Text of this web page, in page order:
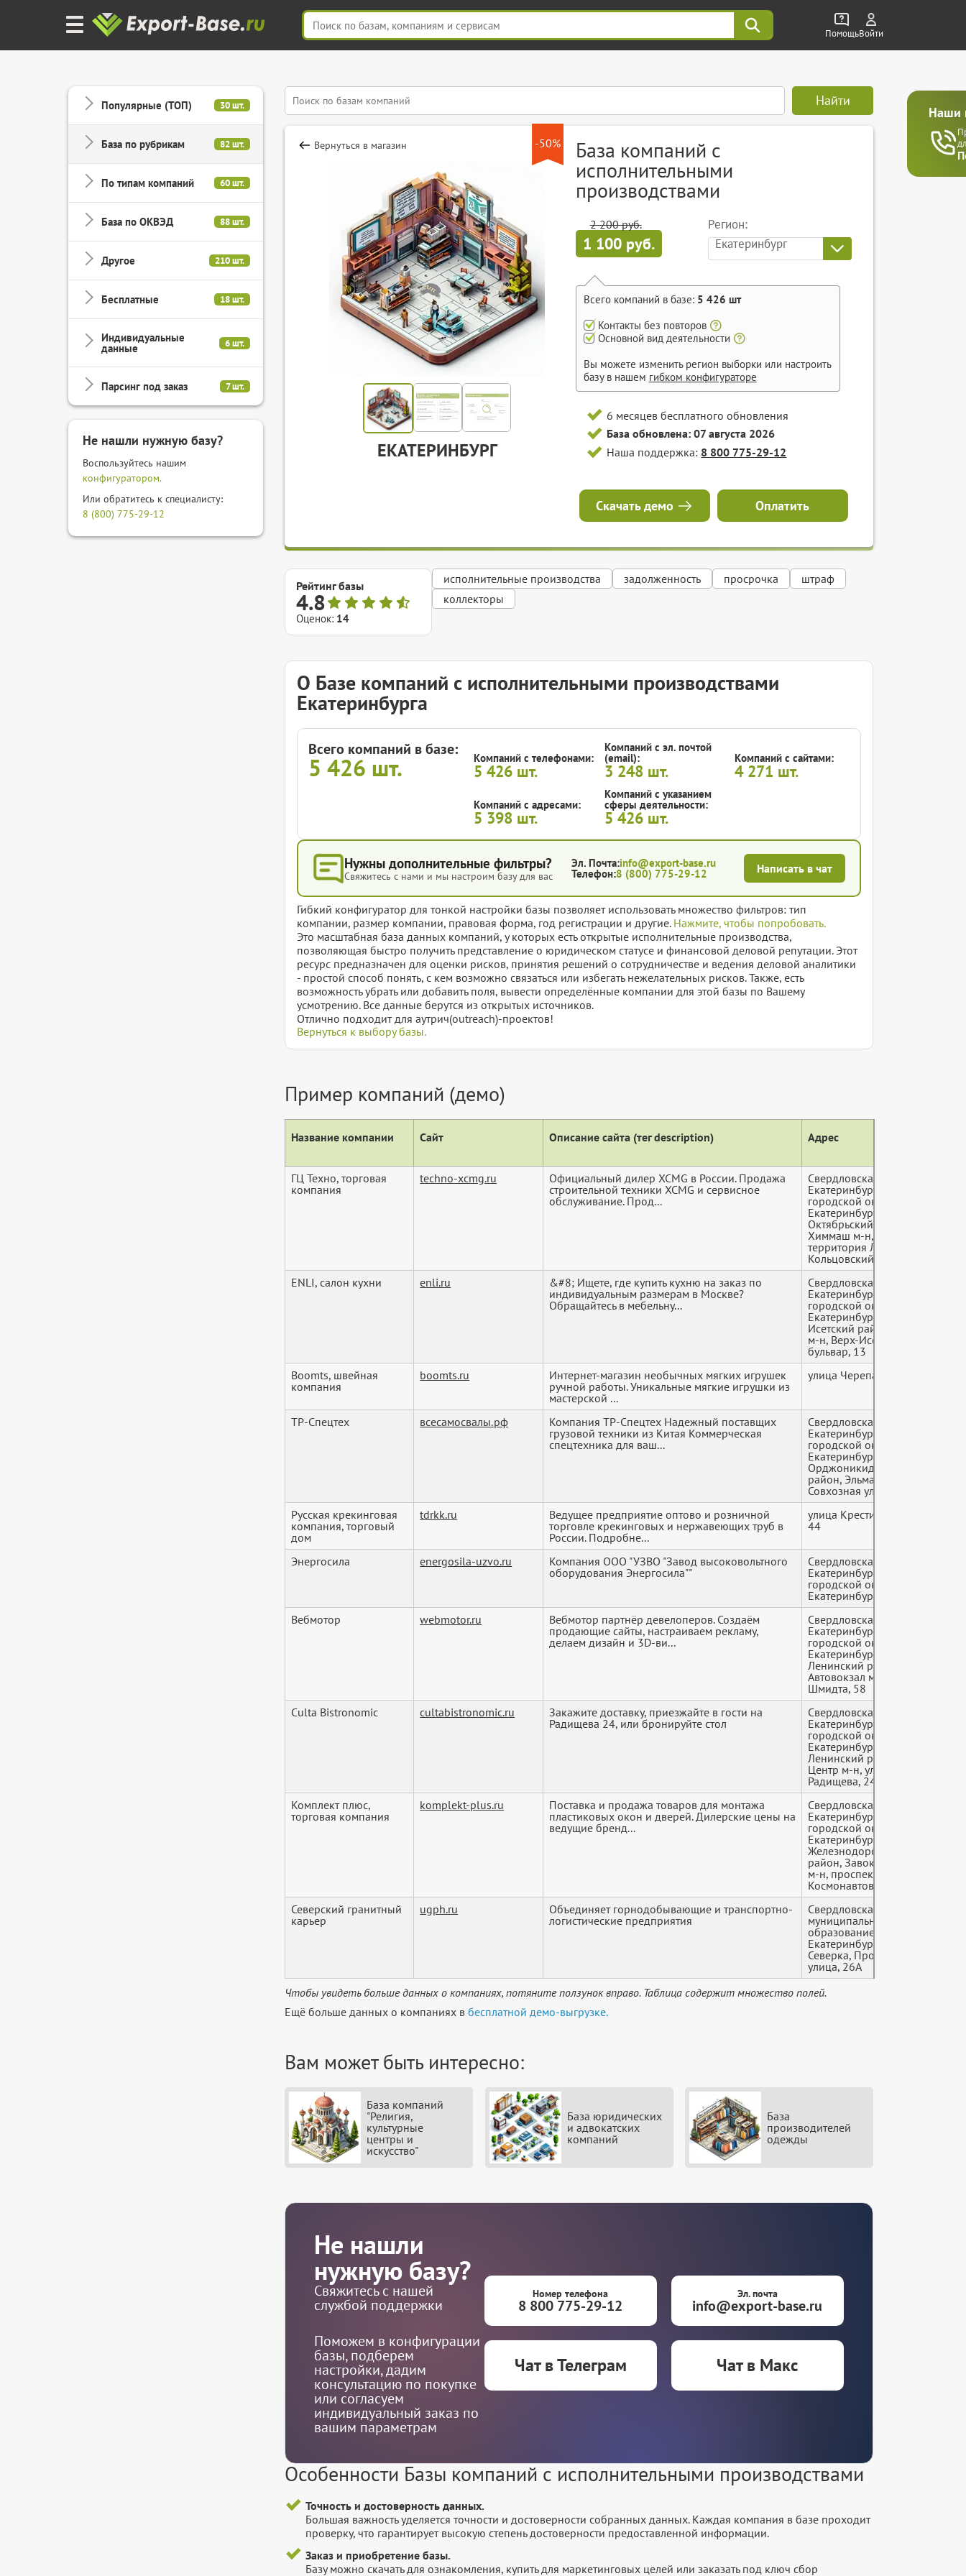
ПомощьВойти
Наши
Популярные (ТОП) 30 шт.
База по рубрикам 82 шт.
По типам компаний 60 шт.
База по ОКВЭД 88 шт.
Другое 210 шт.
Бесплатные 18 шт.
Индивидуальные
данные 6 шт.
Парсинг под заказ 7 шт.
Не нашли нужную базу?
Воспользуйтесь нашим
конфигуратором.
Или обратитесь к специалисту:
8 (800) 775-29-12
Найти
-50%
Вернуться в магазин
ЕКАТЕРИНБУРГ
База компаний с
исполнительными
производствами
2 200 руб.
1 100 руб.
Регион:
Екатеринбург
Всего компаний в базе: 5 426 шт
Контакты без повторов
Основной вид деятельности
Вы можете изменить регион выборки или настроить
базу в нашем гибком конфигураторе
6 месяцев бесплатного обновления
База обновлена: 07 августа 2026
Наша поддержка: 8 800 775-29-12
Скачать демо Оплатить
Рейтинг базы
4.8
Оценок: 14
исполнительные производства задолженность просрочка
штраф
коллекторы
О Базе компаний с исполнительными производствами
Екатеринбурга
Всего компаний в базе:
5 426 шт. Компаний с телефонами:
5 426 шт.
Компаний с эл. почтой
(email):
3 248 шт.
Компаний с сайтами:
4 271 шт.
Компаний с адресами:
5 398 шт.
Компаний с указанием
сферы деятельности:
5 426 шт.
Нужны дополнительные фильтры?
Свяжитесь с нами и мы настроим базу для вас
Эл. Почта:info@export-base.ru
Телефон:8 (800) 775-29-12 Написать в чат
Гибкий конфигуратор для тонкой настройки базы позволяет использовать множество фильтров: тип
компании, размер компании, правовая форма, год регистрации и другие. Нажмите, чтобы попробовать.
Это масштабная база данных компаний, у которых есть открытые исполнительные производства,
позволяющая быстро получить представление о юридическом статусе и финансовой деловой репутации. Этот
ресурс предназначен для оценки рисков, принятия решений о сотрудничестве и ведения деловой аналитики
- простой способ понять, с кем возможно связаться или избегать нежелательных рисков. Также, есть
возможность убрать или добавить поля, вывести определённые компании для этой базы по Вашему
усмотрению. Все данные берутся из открытых источников.
Отлично подходит для аутрич(outreach)-проектов!
Вернуться к выбору базы.
Пример компаний (демо)
Название компании Сайт Описание сайта (тег description) Адрес
ГЦ Техно, торговая
компания
techno-xcmg.ru
Официальный дилер XCMG в России. Продажа
строительной техники XCMG и сервисное
обслуживание. Прод...
Свердловская область,
Екатеринбург
городской округ,
Екатеринбург,
Октябрьский район,
Химмаш м-н,
территория Логопарка
Кольцовский, ст 4
ENLI, салон кухни enli.ru
&#8; Ищете, где купить кухню на заказ по
индивидуальным размерам в Москве?
Обращайтесь в мебельну...
Свердловская область,
Екатеринбург
городской округ,
Екатеринбург, Верх-
Исетский район, ВИЗ
м-н, Верх-Исетский
бульвар, 13
Boomts, швейная
компания
boomts.ru
Интернет-магазин необычных мягких игрушек
ручной работы. Уникальные мягкие игрушки из
мастерской ...
улица Черепанова, 4в
ТР-Спецтех всесамосвалы.рф
Компания ТР-Спецтех Надежный поставщих
грузовой техники из Китая Коммерческая
спецтехника для ваш...
Свердловская область,
Екатеринбург
городской округ,
Екатеринбург,
Орджоникидзевский
район, Эльмаш м-н,
Совхозная улица, 16
Русская крекинговая
компания, торговый
дом
tdrkk.ru
Ведущее предприятие оптово и розничной
торговле крекинговых и нержавеющих труб в
России. Подробне...
улица Крестинского,
44
Энергосила energosila-uzvo.ru
Компания ООО "УЗВО "Завод высоковольтного
оборудования Энергосила""
Свердловская область,
Екатеринбург
городской округ,
Екатеринбург
Вебмотор webmotor.ru
Вебмотор партнёр девелоперов. Создаём
продающие сайты, настраиваем рекламу,
делаем дизайн и 3D-ви...
Свердловская область,
Екатеринбург
городской округ,
Екатеринбург,
Ленинский район,
Автовокзал м-н, Отто
Шмидта, 58
Culta Bistronomic cultabistronomic.ru
Закажите доставку, приезжайте в гости на
Радищева 24, или бронируйте стол
Свердловская область,
Екатеринбург
городской округ,
Екатеринбург,
Ленинский район,
Центр м-н, улица
Радищева, 24
Комплект плюс,
торговая компания
komplekt-plus.ru
Поставка и продажа товаров для монтажа
пластиковых окон и дверей. Дилерские цены на
ведущие бренд...
Свердловская область,
Екатеринбург
городской округ,
Екатеринбург,
Железнодорожный
район, Завокзальный
м-н, проспект
Космонавтов, 15а
Северский гранитный
карьер
ugph.ru
Объединяет горнодобывающие и транспортно-
логистические предприятия
Свердловская область,
муниципальное
образование
Екатеринбург, посёлок
Северка, Проезжая
улица, 26А
Чтобы увидеть больше данных о компаниях, потяните ползунок вправо. Таблица содержит множество полей.
Ещё больше данных о компаниях вбесплатной демо-выгрузке.
Вам может быть интересно:
База компаний
"Религия,
культурные
центры и
искусство"
База юридических
и адвокатских
компаний
База
производителей
одежды
Не нашли
нужную базу?
Свяжитесь с нашей
службой поддержки
Поможем в конфигурации
базы, подберем
настройки, дадим
консультацию по покупке
или согласуем
индивидуальный заказ по
вашим параметрам
Номер телефона
8 800 775-29-12
Эл. почта
info@export-base.ru
Чат в Телеграм Чат в Макс
Особенности Базы компаний с исполнительными производствами
Точность и достоверность данных.
Большая важность уделяется точности и достоверности собранных данных. Каждая компания в базе проходит
проверку, что гарантирует высокую степень достоверности предоставленной информации.
Заказ и приобретение базы.
Базу можно скачать для ознакомления, купить для маркетинговых целей или заказать под ключ сбор